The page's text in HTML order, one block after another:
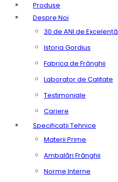
Produse
Despre Noi
30 de ANI de Excelență
Istoria Gordius
Fabrica de Frânghii
Laborator de Calitate
Testimoniale
Cariere
Specificații Tehnice
Materii Prime
Ambalări Frânghii
Norme Interne